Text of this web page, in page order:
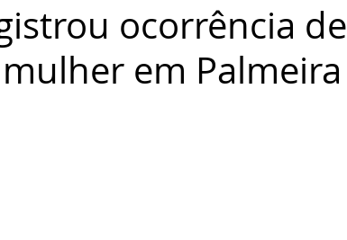
ocorrência de
em Palmeira